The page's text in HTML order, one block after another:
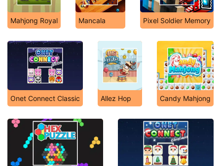
Mahjong Royal Mancala Pixel Soldier Memory
Onet Connect Classic Allez Hop Candy Mahjong